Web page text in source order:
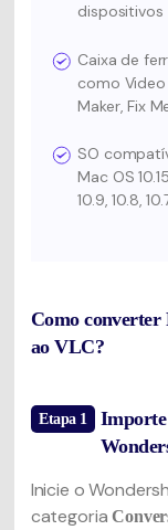
dispositivos
Caixa de
como Video
Maker, Fix
SO
Mac OS
10.9, 10.8,
Como
ao VLC?
Etapa 1
Inicie o
categoria